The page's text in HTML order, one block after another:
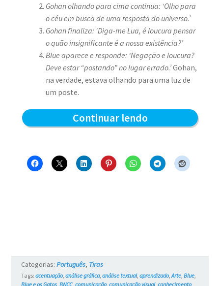
Gohan olhando para cima continua: ‘Olho para
o céu em busca de uma resposta do universo.’
Gohan finaliza: ‘Diga-me Lua, é loucura pensar
o quão insignificante é a nossa existência?’
Blue aparece e responde: ‘Negação e loucura?
Deve estar “postando” no lugar errado.’Gohan,
na verdade, estava olhando para uma luz de
um poste.
Continuar lendoReflexões
Blue
Categorias: Português, Tiras
Tags: acentuação, análise gráfica, análise textual, aprendizado, Arte, Blue,
Blue e os Gatos, BNCC, comunicação, comunicação visual, conhecimento,